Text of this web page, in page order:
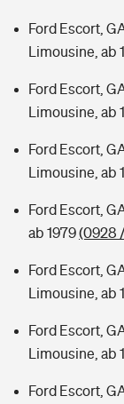
Ford Escort,
Limousine, ab
Ford Escort,
Limousine, ab
Ford Escort,
Limousine, ab
Ford Escort,
ab 1979(0928
Ford Escort,
Limousine, ab
Ford Escort,
Limousine, ab
Ford Escort,